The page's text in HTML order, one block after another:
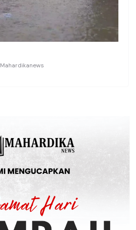
Mahardikanews